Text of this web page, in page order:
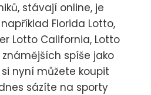
stávají online, je
Florida Lotto,
Lotto California, Lotto
známějších spíše jako
nyní můžete koupit
sázíte na sporty